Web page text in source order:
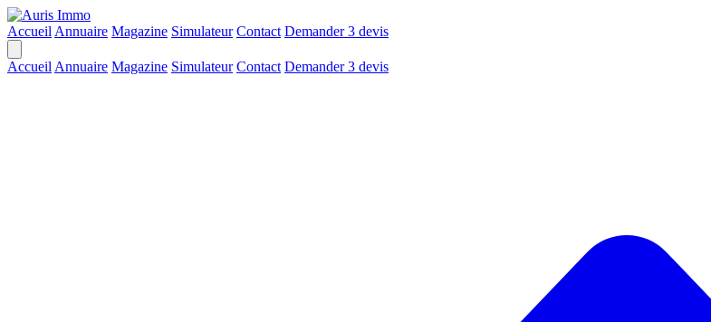
Accueil Annuaire Magazine Simulateur Contact Demander 3 devis
Accueil Annuaire Magazine Simulateur Contact Demander 3 devis